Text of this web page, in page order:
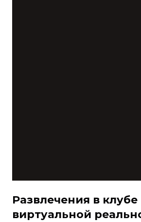
Развлечения в клубе
виртуальной